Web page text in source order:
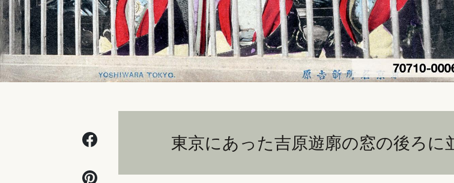
東京にあった吉原遊廓の窓の後ろに